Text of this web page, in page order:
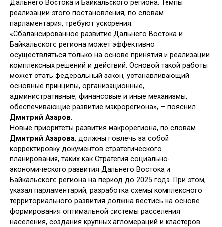
Дальнего Востока и Байкальского региона. Темпы
реализации этого постановления, по словам
парламентария, требуют ускорения.
«Сбалансированное развитие Дальнего Востока и
Байкальского региона может эффективно
осуществляться только на основе принятия и реализации
комплексных решений и действий. Основой такой работы
может стать федеральный закон, устанавливающий
основные принципы, организационные,
административные, финансовые и иные механизмы,
обеспечивающие развитие макрорегиона», — пояснил
Дмитрий Азаров.
Новые приоритеты развития макрорегиона, по словам
Дмитрий Азарова, должны повлечь за собой
корректировку документов стратегического
планирования, таких как Стратегия социально-
экономического развития Дальнего Востока и
Байкальского региона на период до 2025 года. При этом,
указал парламентарий, разработка схемы комплексного
территориального развития должна вестись на основе
формирования оптимальной системы расселения
населения, создания крупных агломераций и кластеров